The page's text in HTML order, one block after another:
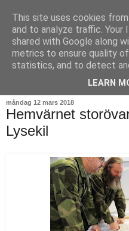
måndag 12 mars 2018
Hemvärnet
Lysekil
This site uses cookies
and to analyze traffic. Your
shared with Google along
metrics to ensure quality
statistics, and to detect
LEARN